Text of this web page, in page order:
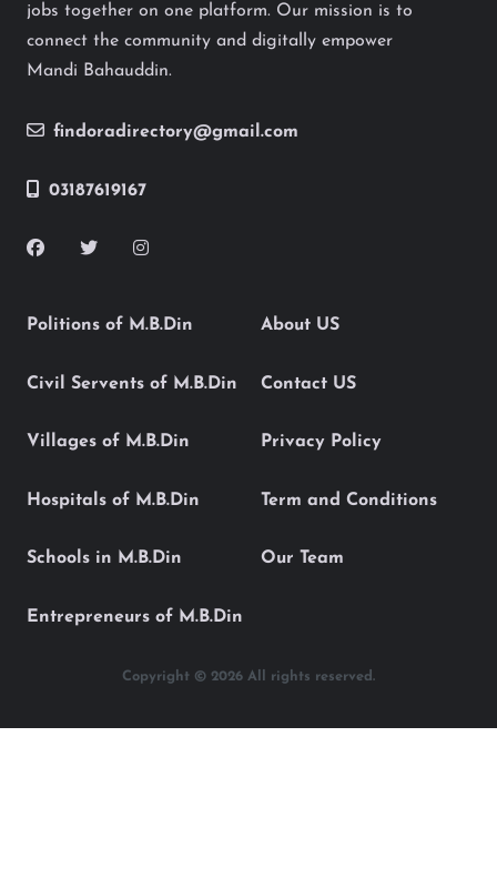
jobs together on one platform. Our mission is to
connect the community and digitally empower
Mandi Bahauddin.
findoradirectory@gmail.com
03187619167
Politions of M.B.Din
Civil Servents of M.B.Din
Villages of M.B.Din
Hospitals of M.B.Din
Schools in M.B.Din
Entrepreneurs of M.B.Din
About US
Contact US
Privacy Policy
Term and Conditions
Our Team
Copyright © 2026 All rights reserved.